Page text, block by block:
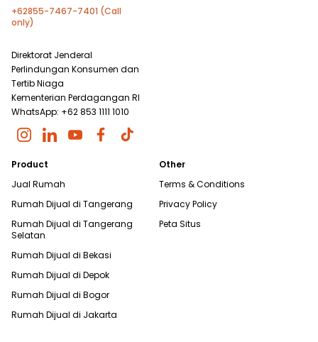
+62855-7467-7401 (Call
only)
Direktorat Jenderal
Perlindungan Konsumen dan
Tertib Niaga
Kementerian Perdagangan RI
WhatsApp: +62 853 1111 1010
Product
Jual Rumah
Rumah Dijual di Tangerang
Rumah Dijual di Tangerang
Selatan
Rumah Dijual di Bekasi
Rumah Dijual di Depok
Rumah Dijual di Bogor
Rumah Dijual di Jakarta
Other
Terms & Conditions
Privacy Policy
Peta Situs